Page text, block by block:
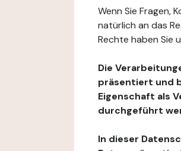
Wenn Sie Fragen,
natürlich an das
Rechte haben Sie
Die
präsentiert und
Eigenschaft als
durchgeführt
In dieser